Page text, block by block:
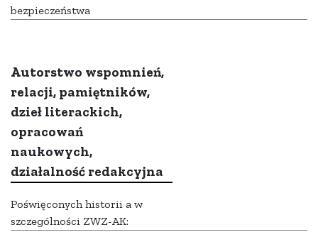
bezpieczeństwa
Autorstwo wspomnień,
relacji, pamiętników,
dzieł literackich,
opracowań
naukowych,
działalność redakcyjna
Poświęconych historii a w
szczególności ZWZ-AK: